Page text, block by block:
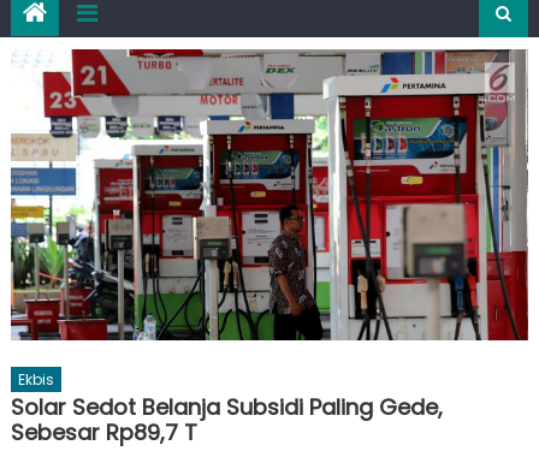
Ekbis
Solar Sedot Belanja Subsidi Paling Gede,
Sebesar Rp89,7 T